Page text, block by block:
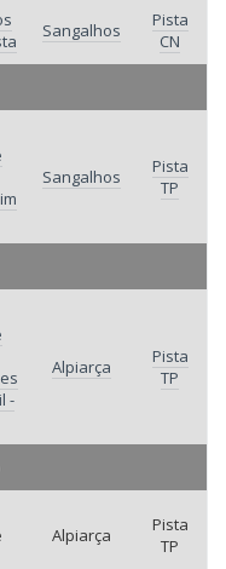
Sangalhos
Pista
CN
Sangalhos
Pista
TP
-
Alpiarça
Pista
TP
Alpiarça
Pista
TP